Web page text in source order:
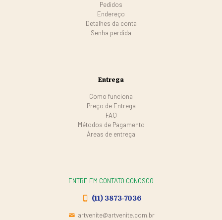
Pedidos
Endereço
Detalhes da conta
Senha perdida
Entrega
Como funciona
Preço de Entrega
FAQ
Métodos de Pagamento
Áreas de entrega
ENTRE EM CONTATO CONOSCO
(11) 3873-7036
artvenite@artvenite.com.br